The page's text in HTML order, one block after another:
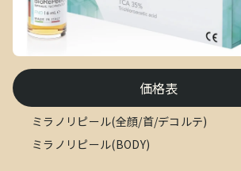
価格表
ミラノリピール(全顔/首/デコルテ)
ミラノリピール(BODY)